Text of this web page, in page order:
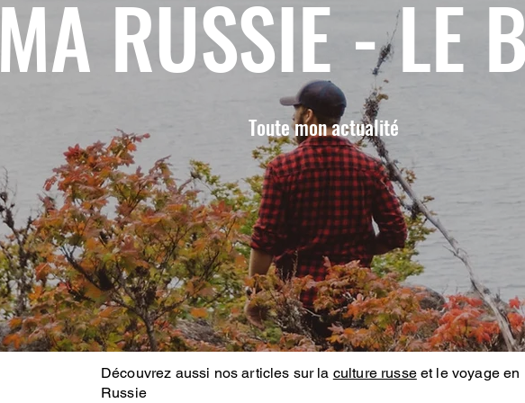
MA RUSSIE - LE
Toute mon actualité
Découvrez aussi nos articles sur la culture russeet le voyage en
Russie